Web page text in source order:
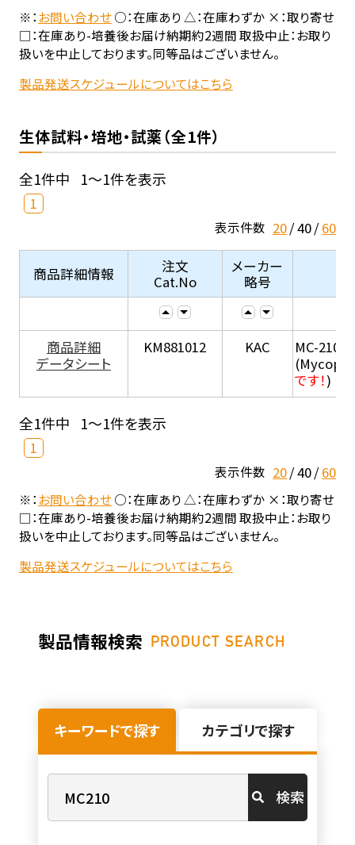
※：お問い合わせ○：在庫あり △：在庫わずか ×：取り寄せ
□：在庫あり-培養後お届け納期約2週間 取扱中止：お取り
扱いを中止しております。同等品はございません。
製品発送スケジュールについてはこちら
生体試料・培地・試薬（全1件）
全1件中 1～1件を表示
1
表示件数 20 40 60
商品詳細情報
注文
Cat.No
メーカー
略号
商品詳細
データシート
KM881012 KAC
MC-210 (
です！)
全1件中 1～1件を表示
1
表示件数 20 40 60
※：お問い合わせ○：在庫あり △：在庫わずか ×：取り寄せ
□：在庫あり-培養後お届け納期約2週間 取扱中止：お取り
扱いを中止しております。同等品はございません。
製品発送スケジュールについてはこちら
製品情報検索 PRODUCT SEARCH
キーワードで探す カテゴリで探す
検索